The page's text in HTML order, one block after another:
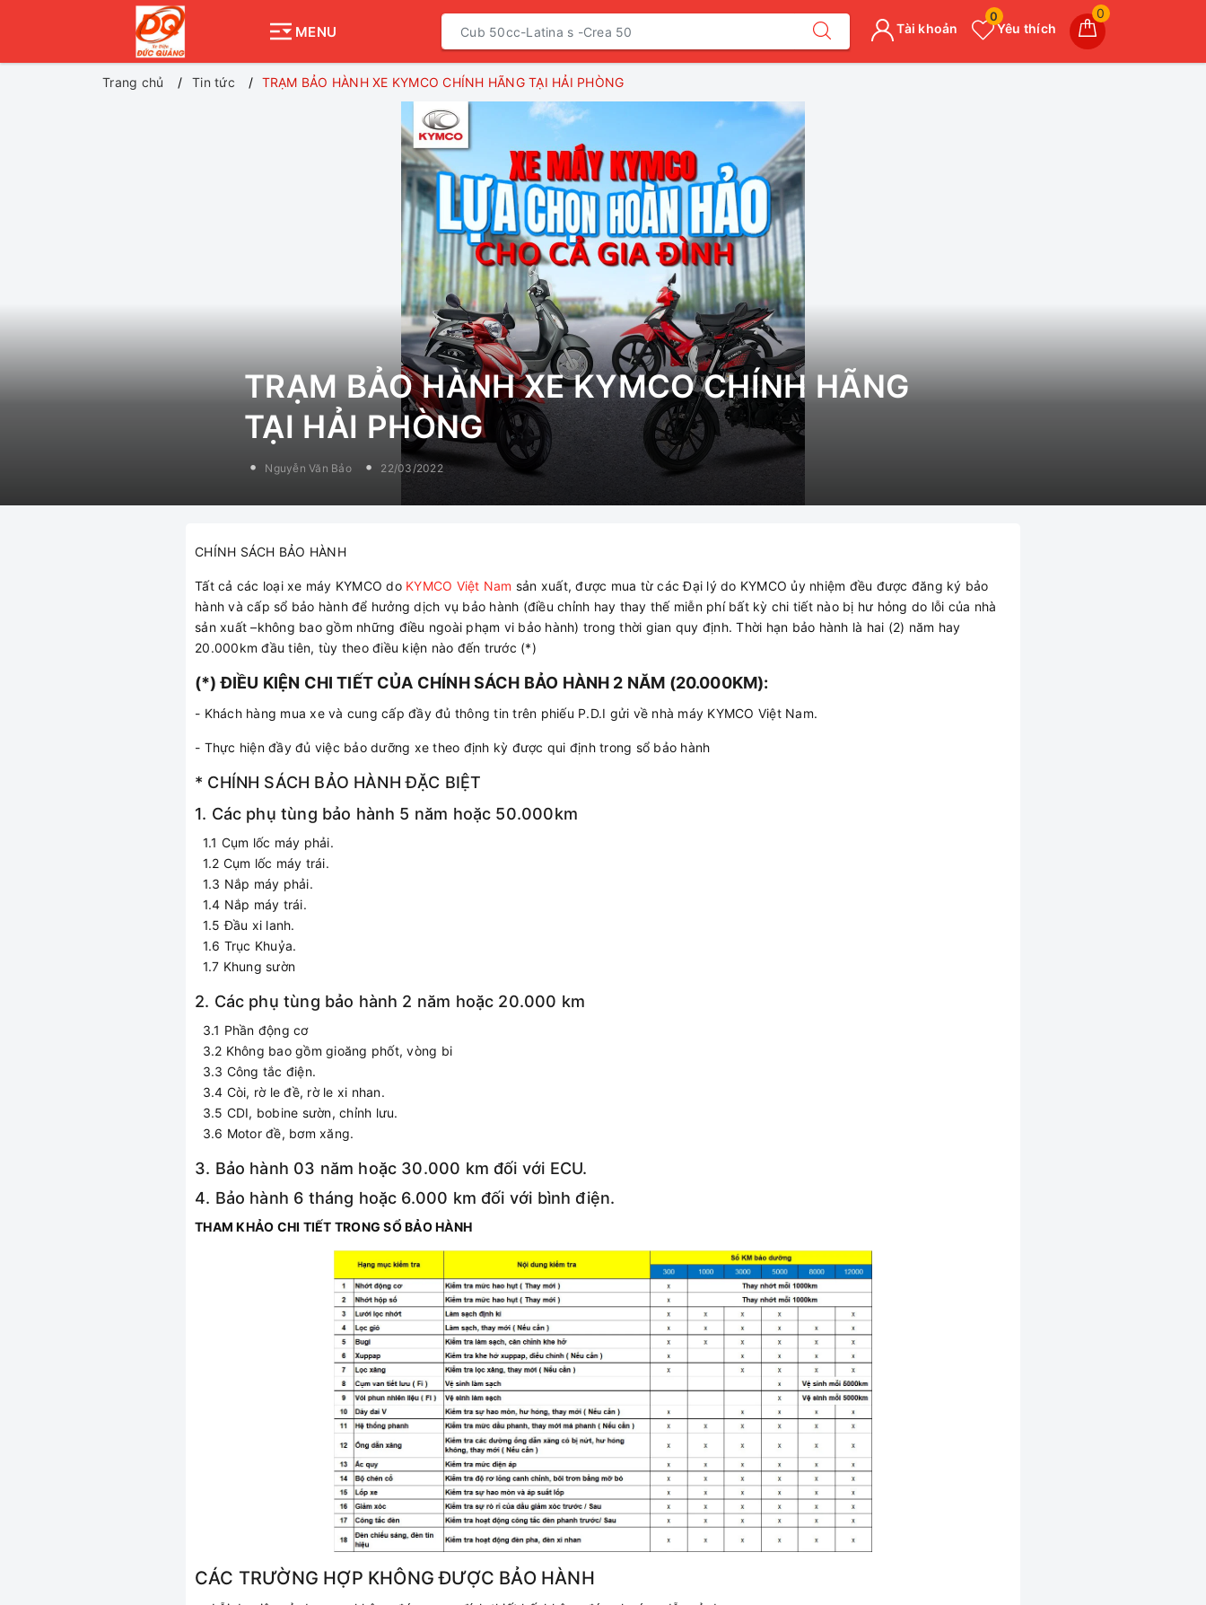
MENU
0
Yêu thích
0
Tài khoản
Trang chủ Tin tức TRẠM BẢO HÀNH XE KYMCO CHÍNH HÃNG TẠI HẢI PHÒNG
TRẠM BẢO HÀNH XE KYMCO CHÍNH HÃNG
TẠI HẢI PHÒNG
Nguyễn Văn Bảo 22/03/2022
CHÍNH SÁCH BẢO HÀNH
Tất cả các loại xe máy KYMCO do KYMCO Việt Nam sản xuất, được mua từ các Đại lý do KYMCO ủy nhiệm đều được đăng ký bảo
hành và cấp sổ bảo hành để hưởng dịch vụ bảo hành (điều chỉnh hay thay thế miễn phí bất kỳ chi tiết nào bị hư hỏng do lỗi của nhà
sản xuất –không bao gồm những điều ngoài phạm vi bảo hành) trong thời gian quy định. Thời hạn bảo hành là hai (2) năm hay
20.000km đầu tiên, tùy theo điều kiện nào đến trước (*)
(*) ĐIỀU KIỆN CHI TIẾT CỦA CHÍNH SÁCH BẢO HÀNH 2 NĂM (20.000KM):
- Khách hàng mua xe và cung cấp đầy đủ thông tin trên phiếu P.D.I gửi về nhà máy KYMCO Việt Nam.
- Thực hiện đầy đủ việc bảo dưỡng xe theo định kỳ được qui định trong sổ bảo hành
* CHÍNH SÁCH BẢO HÀNH ĐẶC BIỆT
1. Các phụ tùng bảo hành 5 năm hoặc 50.000km
1.1 Cụm lốc máy phải.
1.2 Cụm lốc máy trái.
1.3 Nắp máy phải.
1.4 Nắp máy trái.
1.5 Đầu xi lanh.
1.6 Trục Khuỷa.
1.7 Khung sườn
2. Các phụ tùng bảo hành 2 năm hoặc 20.000 km
3.1 Phần động cơ
3.2 Không bao gồm gioăng phốt, vòng bi
3.3 Công tắc điện.
3.4 Còi, rờ le đề, rờ le xi nhan.
3.5 CDI, bobine sườn, chỉnh lưu.
3.6 Motor đề, bơm xăng.
3. Bảo hành 03 năm hoặc 30.000 km đối với ECU.
4. Bảo hành 6 tháng hoặc 6.000 km đối với bình điện.
THAM KHẢO CHI TIẾT TRONG SỔ BẢO HÀNH
CÁC TRƯỜNG HỢP KHÔNG ĐƯỢC BẢO HÀNH